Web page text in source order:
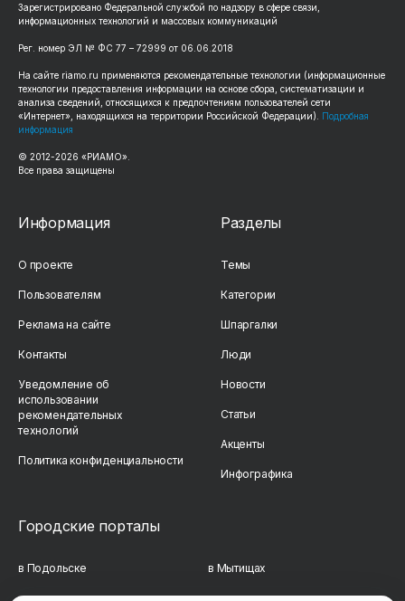
Зарегистрировано Федеральной службой по надзору в сфере связи,
информационных технологий и массовых коммуникаций
Рег. номер ЭЛ № ФС 77 – 72999 от 06.06.2018
На сайте riamo.ru применяются рекомендательные технологии (информационные
технологии предоставления информации на основе сбора, систематизации и
анализа сведений, относящихся к предпочтениям пользователей сети
«Интернет», находящихся на территории Российской Федерации). Подробная
информация
© 2012-2026 «РИАМО».
Все права защищены
Информация
О проекте
Пользователям
Реклама на сайте
Контакты
Уведомление об
использовании
рекомендательных
технологий
Политика конфиденциальности
Разделы
Темы
Категории
Шпаргалки
Люди
Новости
Статьи
Акценты
Инфографика
Городские порталы
в Подольске в Мытищах